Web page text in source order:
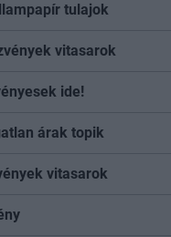
tulajok
vitasarok
ide!
árak topik
vitasarok